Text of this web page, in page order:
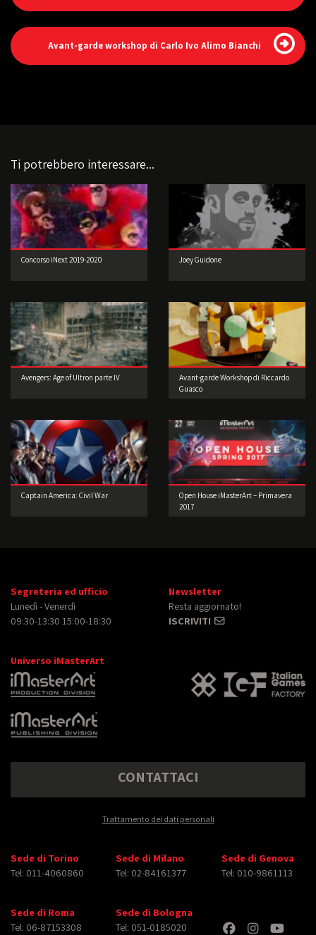
Avant-garde workshop di Carlo Ivo Alimo Bianchi
Ti potrebbero interessare...
Concorso iNext 2019-2020 Joey Guidone
Avengers: Age of Ultron parte IV
Avant-garde Workshop di Riccardo
Guasco
Captain America: Civil War
Open House iMasterArt – Primavera
2017
Segreteria ed ufficio
Lunedì - Venerdì
09:30-13:30 15:00-18:30
Newsletter
Resta aggiornato!
ISCRIVITI
Universo iMasterArt
CONTATTACI
Trattamento dei dati personali
Sede di Torino
Tel: 011-4060860
Sede di Milano
Tel: 02-84161377
Sede di Genova
Tel: 010-9861113
Sede di Roma
Tel: 06-87153308
Sede di Bologna
Tel: 051-0185020